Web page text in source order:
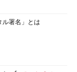
ル署名」とは